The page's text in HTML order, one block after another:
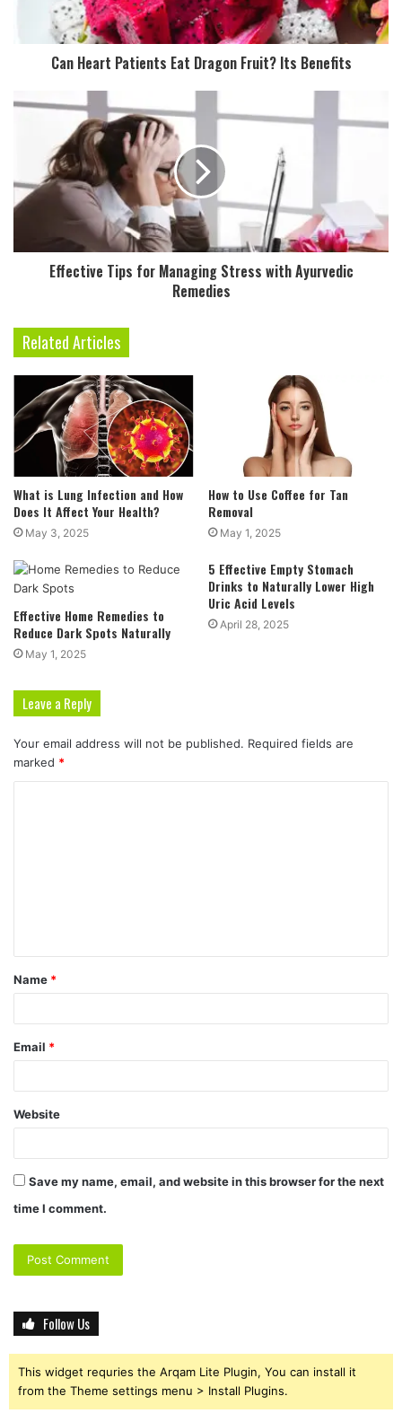
e
Can Heart Patients Eat Dragon Fruit? Its Benefits
Effective Tips for Managing Stress with Ayurvedic
Remedies
Related Articles
What is Lung Infection and How
Does It Affect Your Health?
May 3, 2025
How to Use Coffee for Tan
Removal
May 1, 2025
Effective Home Remedies to
Reduce Dark Spots Naturally
May 1, 2025
5 Effective Empty Stomach
Drinks to Naturally Lower High
Uric Acid Levels
April 28, 2025
Leave a Reply
Your email address will not be published. Required fields are
marked *
Name *
Email *
Website
Save my name, email, and website in this browser for the next
time I comment.
Follow Us
This widget requries the Arqam Lite Plugin, You can install it
from the Theme settings menu > Install Plugins.